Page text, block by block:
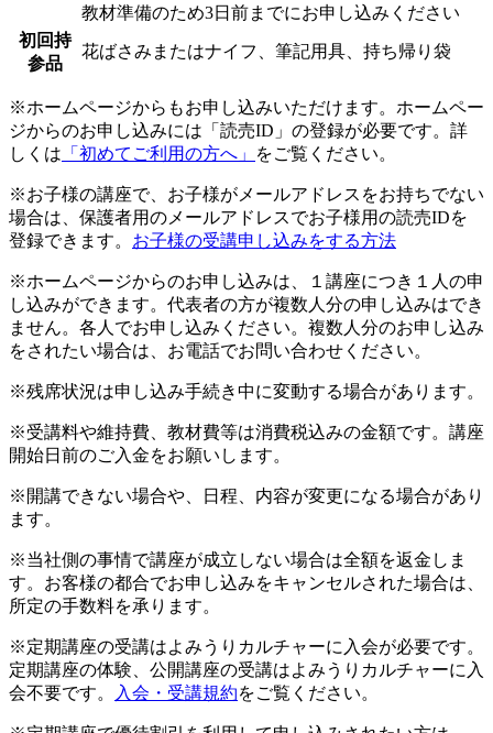
教材準備のため3日前までにお申し込みください
初回持
参品
花ばさみまたはナイフ、筆記用具、持ち帰り袋
※ホームページからもお申し込みいただけます。ホームペー
ジからのお申し込みには「読売ID」の登録が必要です。詳
しくは 「初めてご利用の方へ」 をご覧ください。
※お子様の講座で、お子様がメールアドレスをお持ちでない
場合は、保護者用のメールアドレスでお子様用の読売IDを
登録できます。 お子様の受講申し込みをする方法
※ホームページからのお申し込みは、１講座につき１人の申
し込みができます。代表者の方が複数人分の申し込みはでき
ません。各人でお申し込みください。複数人分のお申し込み
をされたい場合は、お電話でお問い合わせください。
※残席状況は申し込み手続き中に変動する場合があります。
※受講料や維持費、教材費等は消費税込みの金額です。講座
開始日前のご入金をお願いします。
※開講できない場合や、日程、内容が変更になる場合があり
ます。
※当社側の事情で講座が成立しない場合は全額を返金しま
す。お客様の都合でお申し込みをキャンセルされた場合は、
所定の手数料を承ります。
※定期講座の受講はよみうりカルチャーに入会が必要です。
定期講座の体験、公開講座の受講はよみうりカルチャーに入
会不要です。
入会・受講規約をご覧ください。